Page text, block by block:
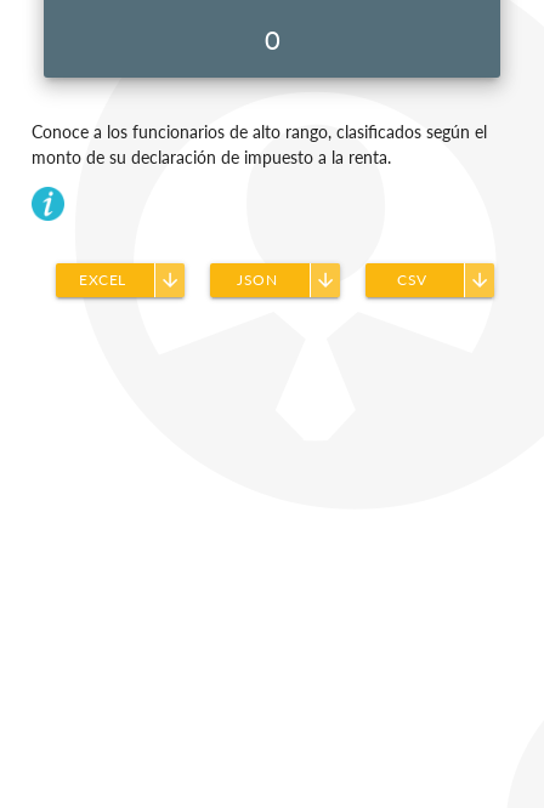
0
Conoce a los funcionarios de alto rango, clasificados según el
monto de su declaración de impuesto a la renta.
arrow_downward
EXCEL arrow_downward
JSON arrow_downward
CSV